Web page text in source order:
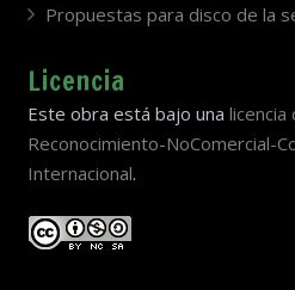
Propuestas para disco de la
Licencia
Este obra está bajo una licencia
Reconocimiento-NoComercial-
Internacional.